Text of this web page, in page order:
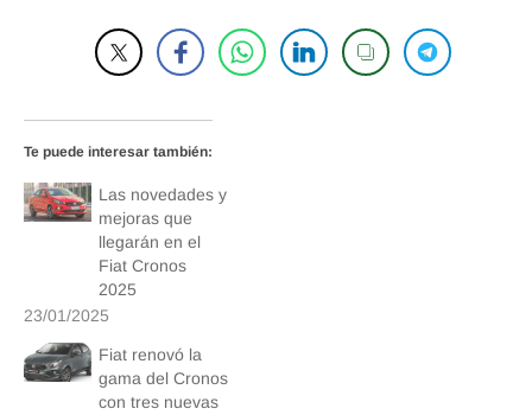
Te puede interesar también:
Las novedades y
mejoras que
llegarán en el
Fiat Cronos
2025
23/01/2025
Fiat renovó la
gama del Cronos
con tres nuevas